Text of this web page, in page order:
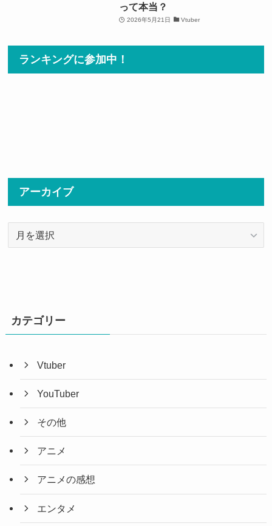
って本当？
2026年5月21日 Vtuber
ランキングに参加中！
アーカイブ
カテゴリー
Vtuber
YouTuber
その他
アニメ
アニメの感想
エンタメ